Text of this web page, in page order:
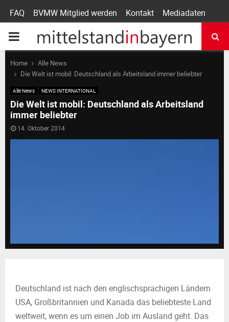
FAQ BVMW Mitglied werden Kontakt Mediadaten
P
R
M
N
U
Home
Alle News
Die Welt ist mobil: Deutschland als Arbeitsland immer beliebter
Alle News NEWS INTERNATIONAL
Die Welt ist mobil: Deutschland als Arbeitsland
immer beliebter
14. Oktober 2014
Deutschland ist nach den englischsprachigen Ländern
USA, Großbritannien und Kanada das beliebteste Land
weltweit, wenn es um einen Job im Ausland geht. Das